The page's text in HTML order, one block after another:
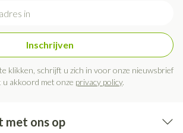
Inschrijven
klikken, schrijft u zich in voor onze nieuwsbrief
u akkoord met onze privacy policy.
met ons op